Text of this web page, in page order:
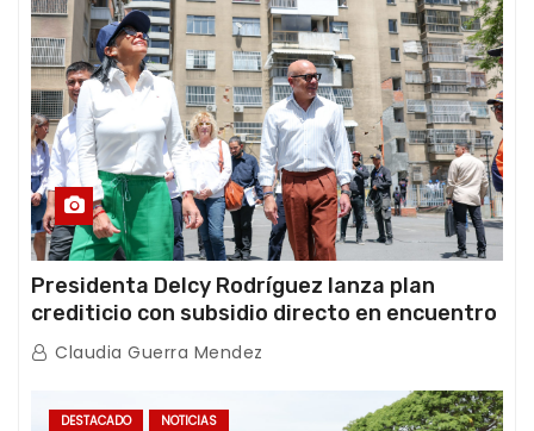
Presidenta Delcy Rodríguez lanza plan
crediticio con subsidio directo en encuentro
con Juntas de Condominio
Claudia Guerra Mendez
DESTACADO NOTICIAS